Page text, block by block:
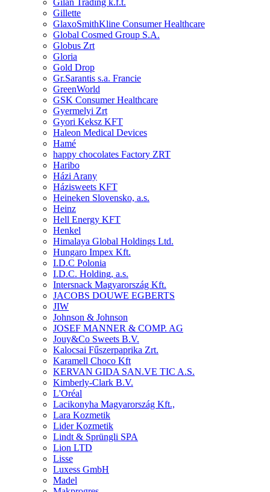
Gillette
GlaxoSmithKline Consumer Healthcare
Global Cosmed Group S.A.
Globus Zrt
Gloria
Gold Drop
Gr.Sarantis s.a. Francie
GreenWorld
GSK Consumer Healthcare
Gyermelyi Zrt
Gyori Keksz KFT
Haleon Medical Devices
Hamé
happy chocolates Factory ZRT
Haribo
Házi Arany
Házisweets KFT
Heineken Slovensko, a.s.
Heinz
Hell Energy KFT
Henkel
Himalaya Global Holdings Ltd.
Hungaro Impex Kft.
I.D.C Polonia
I.D.C. Holding, a.s.
Intersnack Magyarország Kft.
JACOBS DOUWE EGBERTS
JIW
Johnson & Johnson
JOSEF MANNER & COMP. AG
Jouy&Co Sweets B.V.
Kalocsai Fűszerpaprika Zrt.
Karamell Choco Kft
KERVAN GIDA SAN.VE TIC A.S.
Kimberly-Clark B.V.
L'Oréal
Lacikonyha Magyarország Kft.,
Lara Kozmetik
Lider Kozmetik
Lindt & Sprüngli SPA
Lion LTD
Lisse
Luxess GmbH
Madel